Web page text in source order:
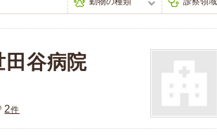
田谷病院
2件